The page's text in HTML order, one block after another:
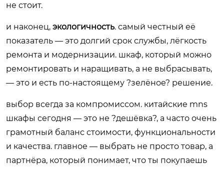
не стоит.
и наконец, экологичность. самый честный её
показатель — это долгий срок службы, лёгкость
ремонта и модернизации. шкаф, который можно
ремонтировать и наращивать, а не выбрасывать,
— это и есть по-настоящему ?зелёное? решение.
выбор всегда за компромиссом. китайские mns
шкафы сегодня — это не ?дешёвка?, а часто очень
грамотный баланс стоимости, функциональности
и качества. главное — выбрать не просто товар, а
партнёра, который понимает, что ты покупаешь